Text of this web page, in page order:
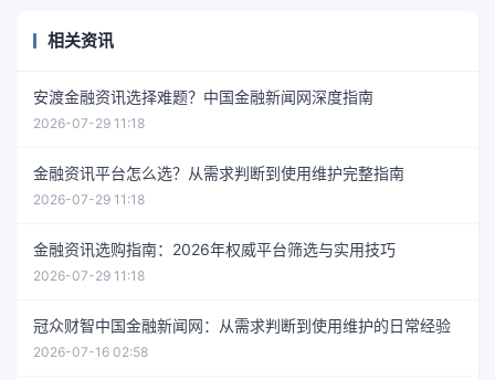
相关资讯
安渡金融资讯选择难题？中国金融新闻网深度指南
2026-07-29 11:18
金融资讯平台怎么选？从需求判断到使用维护完整指南
2026-07-29 11:18
金融资讯选购指南：2026年权威平台筛选与实用技巧
2026-07-29 11:18
冠众财智中国金融新闻网：从需求判断到使用维护的日常经验
2026-07-16 02:58